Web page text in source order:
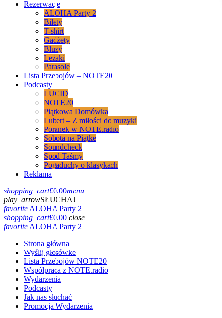
Rezerwacje
ALOHA Party 2
Bilety
T-shirt
Gadżety
Bluzy
Leżaki
Parasole
Lista Przebojów – NOTE20
Podcasty
LUCID
NOTE20
Piątkowa Domówka
Lubert – Z miłości do muzyki
Poranek w NOTE.radio
Sobota na Piątke
Soundcheck
Spod Taśmy
Pogaduchy o klasykach
Reklama
shopping_cart£0.00menu
play_arrowSŁUCHAJ
favoriteALOHA Party 2
shopping_cart£0.00 close
favoriteALOHA Party 2
Strona główna
Wyślij głosówke
Lista Przebojów NOTE20
Współpraca z NOTE.radio
Wydarzenia
Podcasty
Jak nas słuchać
Promocja Wydarzenia